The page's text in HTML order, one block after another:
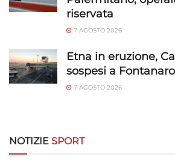
e presentare pubblicità e
Salvare e comunicare le scelte sulla
riservata
7 AGOSTO 2026
Etna in eruzione,
sospesi a
7 AGOSTO 2026
NOTIZIE SPORT